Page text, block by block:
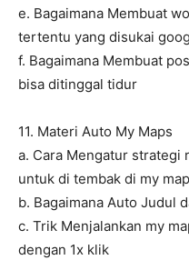
e. Bagaimana Membuat
tertentu yang disukai
f. Bagaimana Membuat
bisa ditinggal tidur
11. Materi Auto My Maps
a. Cara Mengatur strategi
untuk di tembak di my
b. Bagaimana Auto Judul
c. Trik Menjalankan my
dengan 1x klik